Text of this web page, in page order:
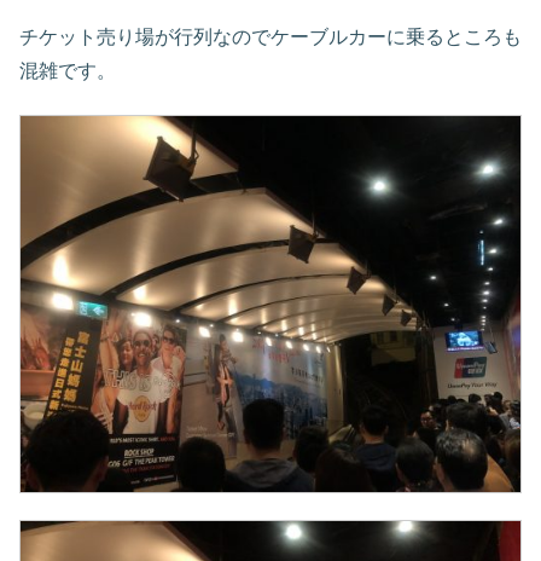
チケット売り場が行列なのでケーブルカーに乗るところも
混雑です。